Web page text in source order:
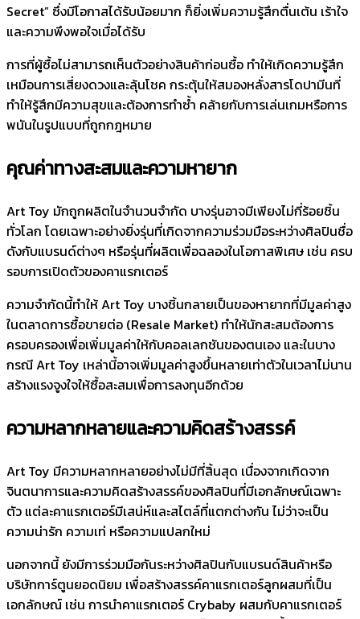
Secret” ซึ่งมีโอกาสได้รับน้อยมาก ก็ยิ่งเพิ่มความรู้สึกตื่นเต้น เร้าใจ
และความพึงพอใจเมื่อได้รับ
การที่ผู้ซื้อไม่สามารถเห็นตัวอย่างสินค้าก่อนซื้อ ทำให้เกิดความรู้สึก
เหมือนการเสี่ยงดวงและลุ้นโชค กระตุ้นให้สมองหลั่งสารโดปามีนที่
ทำให้รู้สึกมีความสุขและต้องการทำซ้ำ คล้ายกับการเล่นเกมหรือการ
พนันในรูปแบบที่ถูกกฎหมาย
คุณค่าทางสะสมและความหายาก
Art Toy มักถูกผลิตในจำนวนจำกัด บางรุ่นอาจมีเพียงไม่กี่ร้อยชิ้น
ทั่วโลก โดยเฉพาะอย่างยิ่งรุ่นที่เกิดจากความร่วมมือระหว่างศิลปินชื่อ
ดังกับแบรนด์ต่างๆ หรือรุ่นที่ผลิตเพื่อฉลองในโอกาสพิเศษ เช่น ครบ
รอบการเปิดตัวของคาแรกเตอร์
ความจำกัดนี้ทำให้ Art Toy บางชิ้นกลายเป็นของหายากที่มีมูลค่าสูง
ในตลาดการซื้อขายต่อ (Resale Market) ทำให้นักสะสมต้องการ
ครอบครองเพื่อเพิ่มมูลค่าให้กับคอลเลกชันของตนเอง และในบาง
กรณี Art Toy เหล่านี้อาจเพิ่มมูลค่าสูงขึ้นหลายเท่าตัวในเวลาไม่นาน
สร้างแรงจูงใจให้ซื้อสะสมเพื่อการลงทุนอีกด้วย
ความหลากหลายและความคิดสร้างสรรค์
Art Toy มีความหลากหลายอย่างไม่มีที่สิ้นสุด เนื่องจากเกิดจาก
จินตนาการและความคิดสร้างสรรค์ของศิลปินที่มีเอกลักษณ์เฉพาะ
ตัว แต่ละคาแรกเตอร์มีเสน่ห์และสไตล์ที่แตกต่างกัน ไม่ว่าจะเป็น
ความน่ารัก ความเท่ หรือความแปลกใหม่
นอกจากนี้ ยังมีการร่วมมือกันระหว่างศิลปินกับแบรนด์สินค้าหรือ
บริษัทการ์ตูนยอดนิยม เพื่อสร้างสรรค์คาแรกเตอร์ลูกผสมที่เป็น
เอกลักษณ์ เช่น การนำคาแรกเตอร์ Crybaby ผสมกับคาแรกเตอร์